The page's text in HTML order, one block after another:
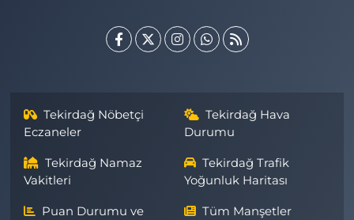
Tekirdağ Nöbetçi
Eczaneler
Tekirdağ Hava
Durumu
Tekirdağ Namaz
Vakitleri
Tekirdağ Trafik
Yoğunluk Haritası
Puan Durumu ve Tüm Manşetler